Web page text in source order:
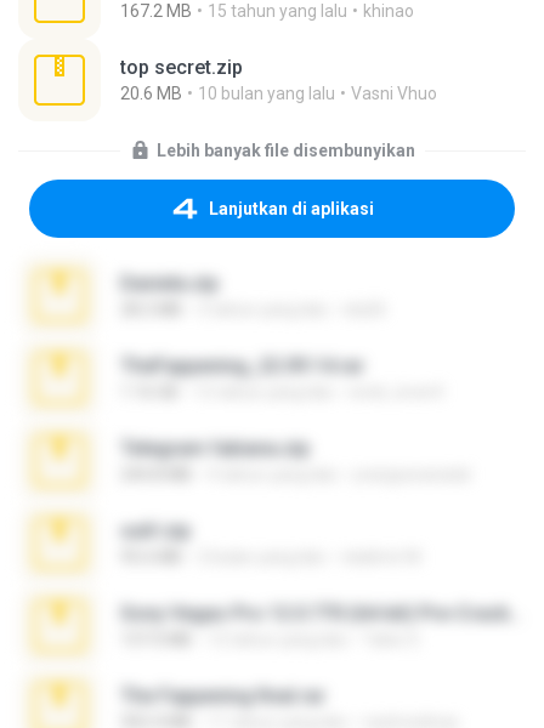
167.2 MB 15 tahun yang lalu khinao
top secret.zip
20.6 MB 10 bulan yang lalu Vasni Vhuo
Lebih banyak file disembunyikan
Lanjutkan di aplikasi
Daniela.zip
TheFappening_22.09.14.rar
Telegram fabiana.zip
ouh!.zip
The Fappening final.rar